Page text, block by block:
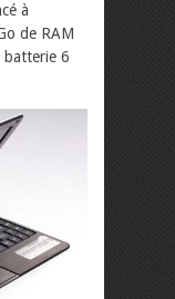
à
de RAM
batterie 6